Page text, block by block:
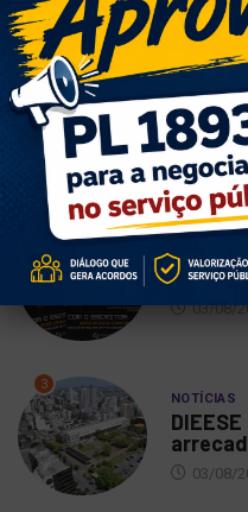
1
NOTÍCIAS
Vote
06/08/
NOTÍCIAS
Oficina
03/08/
3
NOTÍCIAS
03/08/